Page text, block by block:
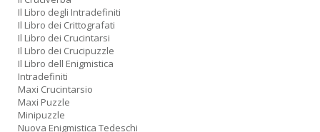
Il Libro degli Intradefiniti
Il Libro dei Crittografati
Il Libro dei Crucintarsi
Il Libro dei Crucipuzzle
Il Libro dell Enigmistica
Intradefiniti
Maxi Crucintarsio
Maxi Puzzle
Minipuzzle
Nuova Enigmistica Tedeschi